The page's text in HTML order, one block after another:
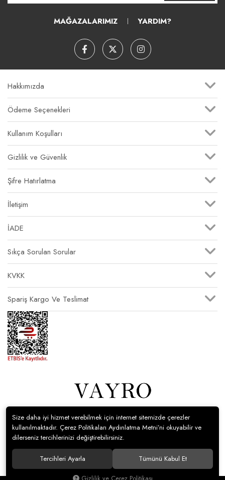
MAĞAZALARIMIZ YARDIM?
Hakkımızda
Ödeme Seçenekleri
Kullanım Koşulları
Gizlilik ve Güvenlik
Şifre Hatırlatma
İletişim
İADE
Sıkça Sorulan Sorular
KVKK
Spariş Kargo Ve Teslimat
© Vayro Giyim Tüm hakları saklıdır.
Size daha iyi hizmet verebilmek için internet sitemizde çerezler
kullanılmaktadır. Çerez Politikaları Aydınlatma Metni’ni okuyabilir ve
dilerseniz tercihlerinizi değiştirebilirsiniz.
Tercihleri Ayarla Tümünü Kabul Et